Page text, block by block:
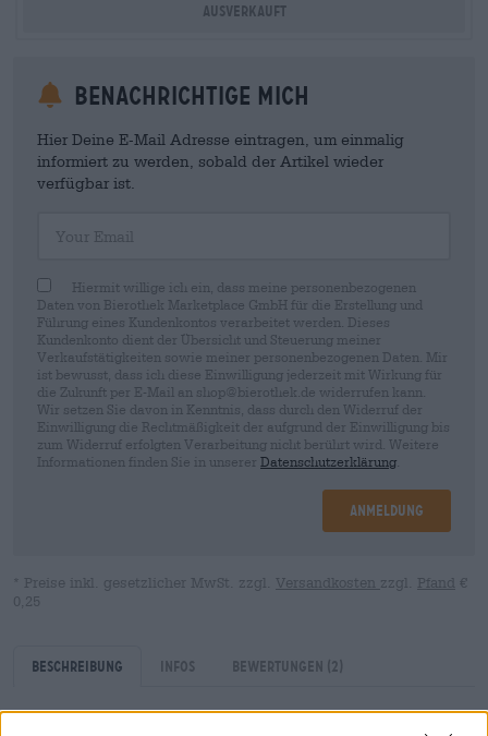
Ausverkauft
Benachrichtige mich
Hier Deine E-Mail Adresse eintragen, um einmalig
informiert zu werden, sobald der Artikel wieder
verfügbar ist.
Hiermit willige ich ein, dass meine personenbezogenen
Daten von Bierothek Marketplace GmbH für die Erstellung und
Führung eines Kundenkontos verarbeitet werden. Dieses
Kundenkonto dient der Übersicht und Steuerung meiner
Verkaufstätigkeiten sowie meiner personenbezogenen Daten. Mir
ist bewusst, dass ich diese Einwilligung jederzeit mit Wirkung für
die Zukunft per E-Mail an shop@bierothek.de widerrufen kann.
Wir setzen Sie davon in Kenntnis, dass durch den Widerruf der
Einwilligung die Rechtmäßigkeit der aufgrund der Einwilligung bis
zum Widerruf erfolgten Verarbeitung nicht berührt wird. Weitere
Informationen finden Sie in unserer Datenschutzerklärung
Anmeldung
* Preise inkl. gesetzlicher MwSt. zzgl. Versandkosten zzgl. Pfand €
0,25
Beschreibung Infos Bewertungen (2)